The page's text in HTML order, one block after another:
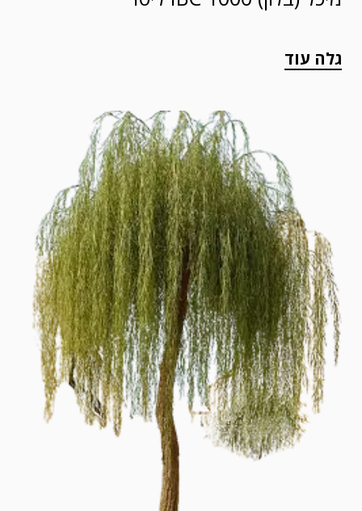
גלה עוד